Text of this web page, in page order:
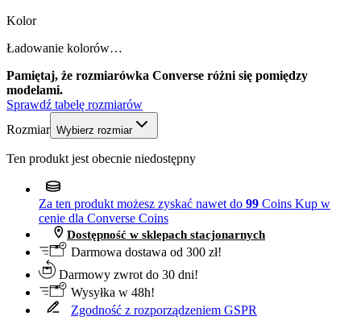
Kolor
Ładowanie kolorów…
Pamiętaj, że rozmiarówka Converse różni się pomiędzy
modelami.
Sprawdź tabelę rozmiarów
Rozmiar Wybierz rozmiar
Ten produkt jest obecnie niedostępny
Za ten produkt możesz zyskać nawet do 99 Coins Kup w
cenie dla Converse Coins
Dostępność w sklepach stacjonarnych
Darmowa dostawa od 300 zł!
Darmowy zwrot do 30 dni!
Wysyłka w 48h!
Zgodność z rozporządzeniem GSPR